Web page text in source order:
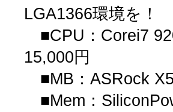
LGA1366環境を！
■CPU：Corei7
15,000円
■MB：ASRock
■Mem：